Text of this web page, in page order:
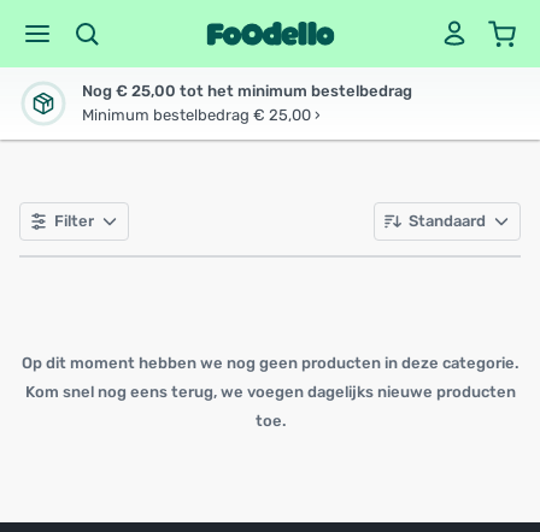
Nog € 25,00 tot het minimum bestelbedrag
Minimum bestelbedrag € 25,00 ›
Filter Standaard
Op dit moment hebben we nog geen producten in deze categorie.
Kom snel nog eens terug, we voegen dagelijks nieuwe producten
toe.